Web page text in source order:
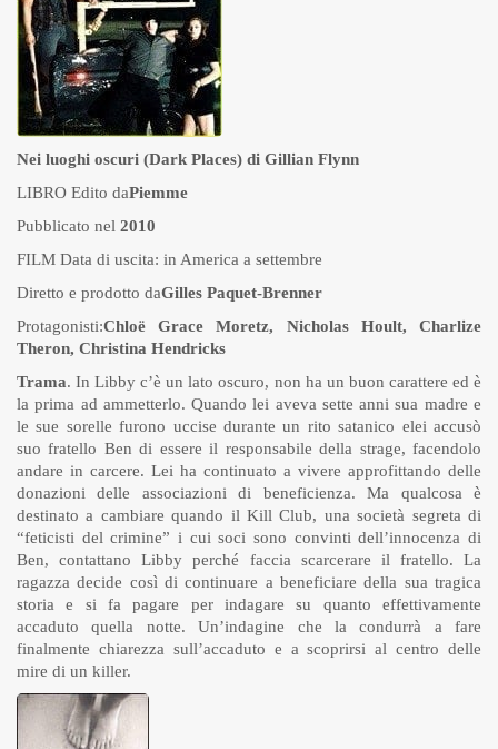
Nei luoghi oscuri (Dark Places) di Gillian Flynn
LIBRO Edito daPiemme
Pubblicato nel 2010
FILM Data di uscita: in America a settembre
Diretto e prodotto daGilles Paquet-Brenner
Protagonisti:Chloë Grace Moretz, Nicholas Hoult, Charlize
Theron, Christina Hendricks
Trama. In Libby c’è un lato oscuro, non ha un buon carattere ed è
la prima ad ammetterlo. Quando lei aveva sette anni sua madre e
le sue sorelle furono uccise durante un rito satanico elei accusò
suo fratello Ben di essere il responsabile della strage, facendolo
andare in carcere. Lei ha continuato a vivere approfittando delle
donazioni delle associazioni di beneficienza. Ma qualcosa è
destinato a cambiare quando il Kill Club, una società segreta di
“feticisti del crimine” i cui soci sono convinti dell’innocenza di
Ben, contattano Libby perché faccia scarcerare il fratello. La
ragazza decide così di continuare a beneficiare della sua tragica
storia e si fa pagare per indagare su quanto effettivamente
accaduto quella notte. Un’indagine che la condurrà a fare
finalmente chiarezza sull’accaduto e a scoprirsi al centro delle
mire di un killer.